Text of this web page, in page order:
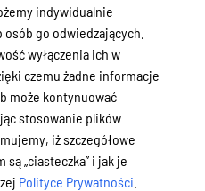
indywidualnie
go odwiedzających.
wyłączenia ich w
czemu żadne informacje
może kontynuować
stosowanie plików
iż szczegółowe
„ciasteczka” i jak je
Polityce Prywatności